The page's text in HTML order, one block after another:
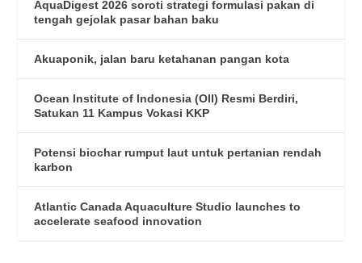
AquaDigest 2026 soroti strategi formulasi pakan di
tengah gejolak pasar bahan baku
Akuaponik, jalan baru ketahanan pangan kota
Ocean Institute of Indonesia (OII) Resmi Berdiri,
Satukan 11 Kampus Vokasi KKP
Potensi biochar rumput laut untuk pertanian rendah
karbon
Atlantic Canada Aquaculture Studio launches to
accelerate seafood innovation